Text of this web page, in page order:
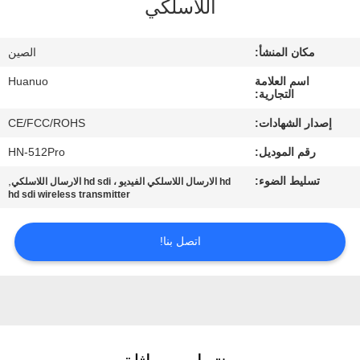
اتصل
اطلب
عرض
خريطة
اللاسلكي
مكان المنشأ: الصين
اسم العلامة
التجارية:
Huanuo
إصدار الشهادات: CE/FCC/ROHS
رقم الموديل: HN-512Pro
تسليط الضوء: hd الارسال اللاسلكي الفيديو ، hd sdi الارسال اللاسلكي ,
hd sdi wireless transmitter
اتصل بنا!